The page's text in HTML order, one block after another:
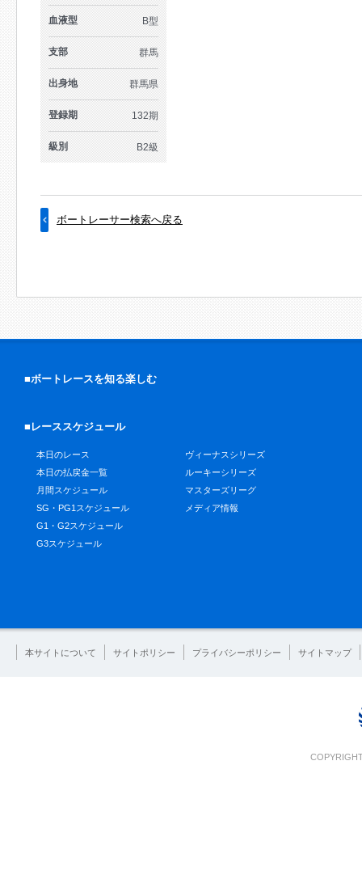
血液型 B型
支部 群馬
出身地 群馬県
登録期 132期
級別 B2級
ボートレーサー検索へ戻る
■ボートレースを知る楽しむ
■レーススケジュール
本日のレース
本日の払戻金一覧
月間スケジュール
SG・PG1スケジュール
G1・G2スケジュール
G3スケジュール
ヴィーナスシリーズ
ルーキーシリーズ
マスターズリーグ
メディア情報
本サイトについて サイトポリシー プライバシーポリシー サイトマップ